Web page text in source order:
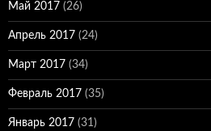
Май 2017 (26)
Апрель 2017 (24)
Март 2017 (34)
Февраль 2017 (35)
Январь 2017 (31)